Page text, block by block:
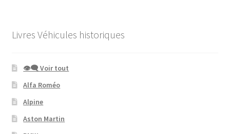
Livres Véhicules historiques
👁‍🗨 Voir tout
Alfa Roméo
Alpine
Aston Martin